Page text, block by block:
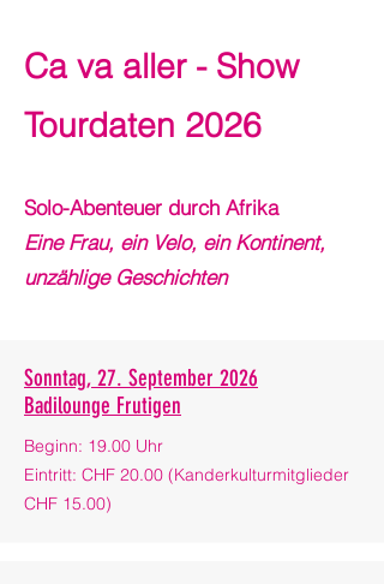
Ca va aller - Show
Tourdaten 2026
Solo-Abenteuer durch Afrika
Eine Frau, ein Velo, ein Kontinent,
unzählige Geschichten
Sonntag, 27. September 2026
Badilounge Frutigen
Beginn: 19.00 Uhr
Eintritt: CHF 20.00 (Kanderkulturmitglieder
CHF 15.00)